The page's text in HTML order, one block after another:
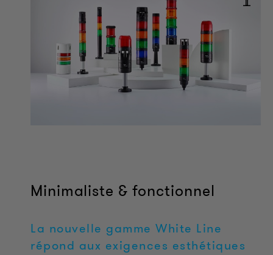
Minimaliste & fonctionnel
La nouvelle gamme White Line
répond aux exigences esthétiques